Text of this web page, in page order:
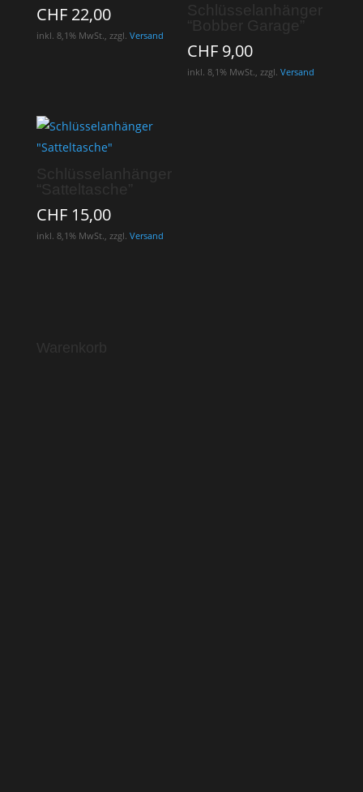
CHF22,00
inkl. 8,1% MwSt., zzgl. Versand
Schlüsselanhänger
“Bobber Garage”
CHF 9,00
inkl. 8,1% MwSt., zzgl.Versand
Schlüsselanhänger
“Satteltasche”
CHF15,00
inkl. 8,1% MwSt., zzgl. Versand
Warenkorb